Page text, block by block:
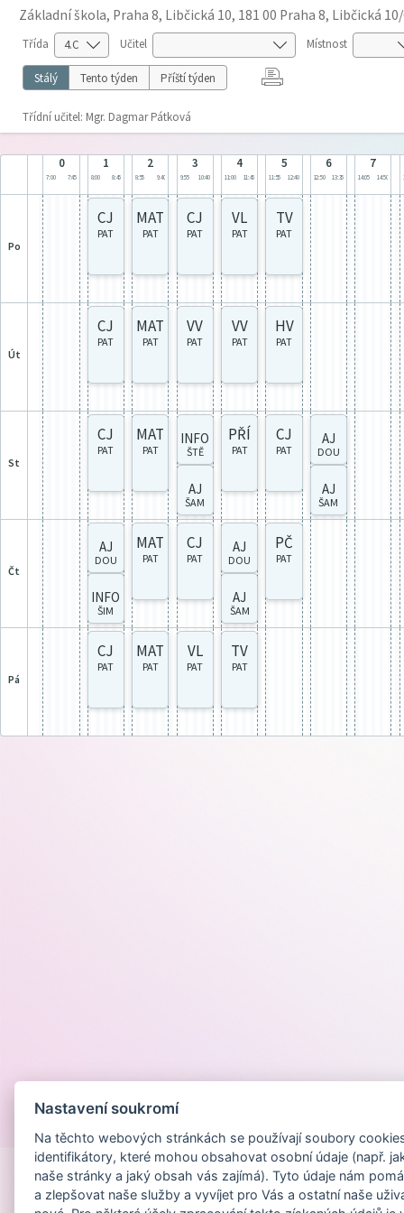
Základní škola, Praha 8, Libčická 10, 181 00 Praha 8, Libčická
Třída Učitel Místnost
Stálý Tento týden Příští týden
Třídní učitel: Mgr. Dagmar Pátková
0
7:00 7:45
1
8:00 8:45
2
8:55 9:40
3
9:55 10:40
4
11:00 11:45
5
11:55 12:40
6
12:50 13:35
7
14:05 14:50
po
CJ
PAT
MAT
PAT
CJ
PAT
VL
PAT
TV
PAT
út
CJ
PAT
MAT
PAT
VV
PAT
VV
PAT
HV
PAT
st
CJ
PAT
MAT
PAT
INFO
ŠTĚ
AJ
ŠAM
PŘÍ
PAT
CJ
PAT
AJ
DOU
AJ
ŠAM
čt
AJ
DOU
INFO
ŠIM
MAT
PAT
CJ
PAT
AJ
DOU
AJ
ŠAM
PČ
PAT
pá
CJ
PAT
MAT
PAT
VL
PAT
TV
PAT
Nastavení soukromí
Na těchto webových stránkách se používají soubory
identifikátory, které mohou obsahovat osobní údaje (např.
naše stránky a jaký obsah vás zajímá). Tyto údaje nám
a zlepšovat naše služby a vyvíjet pro Vás a ostatní naše